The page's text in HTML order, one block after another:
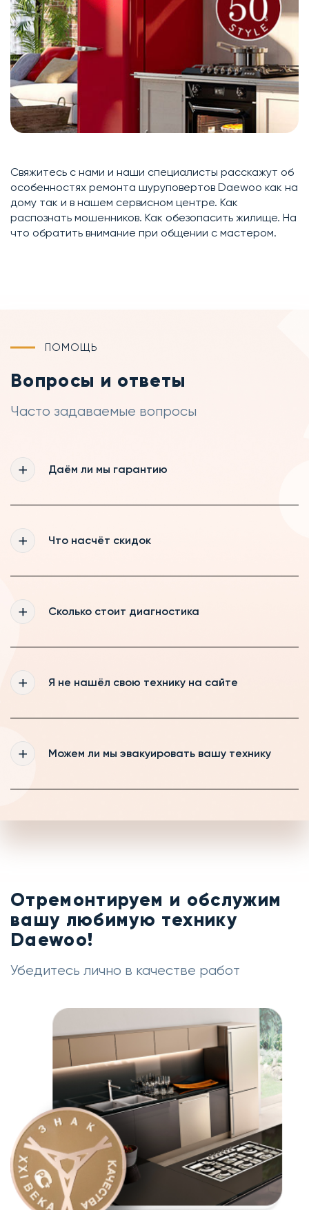
Свяжитесь с нами и наши специалисты расскажут об
особенностях ремонта шуруповертов Daewoo как на
дому так и в нашем сервисном центре. Как
распознать мошенников. Как обезопасить жилище. На
что обратить внимание при общении с мастером.
ПОМОЩЬ
Вопросы и ответы
Часто задаваемые вопросы
Даём ли мы гарантию
дней на все выполненные нашими
мастерами работы, а так же на запчасти,
Что насчёт скидок
клиентам и пенсионерам
Сколько стоит диагностика
диагностика для Вас будет бесплатной,
если же вы будете забирать технику, то
Я не нашёл свою технику на сайте
удалось найти свою технику, то оставьте
с радостью Вас проконсультирует
Можем ли мы эвакуировать вашу технику
устранить неисправность на месте, то мы
Отремонтируем и обслужим
вашу любимую технику
Daewoo!
Убедитесь лично в качестве работ